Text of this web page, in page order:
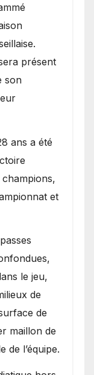
présent
son
ans a été
et
le jeu,
de
de
maillon de
de l’équipe.